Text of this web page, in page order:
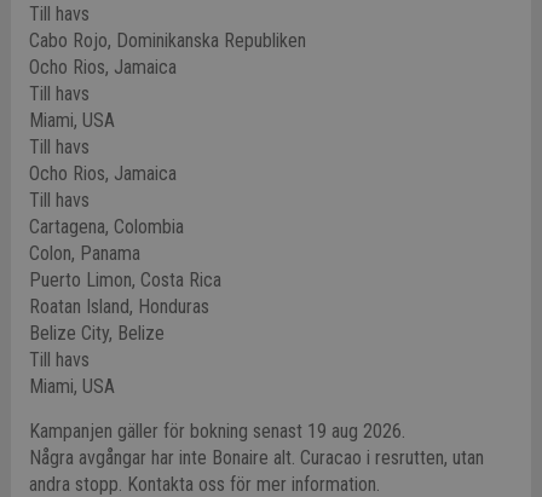
Till havs
Cabo Rojo, Dominikanska Republiken
Ocho Rios, Jamaica
Till havs
Miami, USA
Till havs
Ocho Rios, Jamaica
Till havs
Cartagena, Colombia
Colon, Panama
Puerto Limon, Costa Rica
Roatan Island, Honduras
Belize City, Belize
Till havs
Miami, USA
Kampanjen gäller för bokning senast 19 aug 2026.
Några avgångar har inte Bonaire alt. Curacao i resrutten, utan
andra stopp. Kontakta oss för mer information.